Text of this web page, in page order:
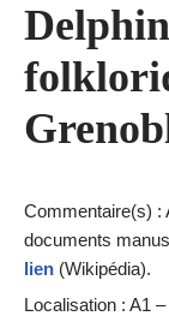
Commentaire(s) :
documents
lien (Wikipédia).
Localisation : A1